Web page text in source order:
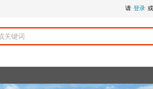
请 登录 或